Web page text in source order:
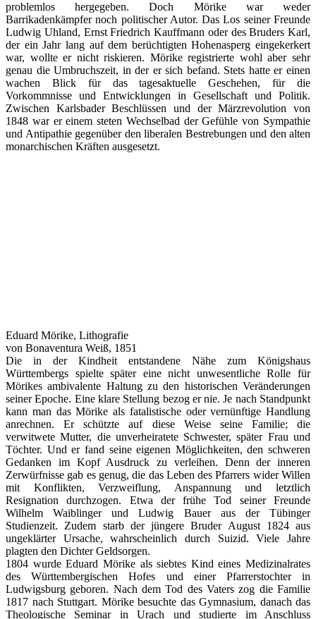
problemlos hergegeben. Doch Mörike war weder
Barrikadenkämpfer noch politischer Autor. Das Los seiner Freunde
Ludwig Uhland, Ernst Friedrich Kauffmann oder des Bruders Karl,
der ein Jahr lang auf dem berüchtigten Hohenasperg eingekerkert
war, wollte er nicht riskieren. Mörike registrierte wohl aber sehr
genau die Umbruchszeit, in der er sich befand. Stets hatte er einen
wachen Blick für das tagesaktuelle Geschehen, für die
Vorkommnisse und Entwicklungen in Gesellschaft und Politik.
Zwischen Karlsbader Beschlüssen und der Märzrevolution von
1848 war er einem steten Wechselbad der Gefühle von Sympathie
und Antipathie gegenüber den liberalen Bestrebungen und den alten
monarchischen Kräften ausgesetzt.
Eduard Mörike, Lithografie
von Bonaventura Weiß, 1851
Die in der Kindheit entstandene Nähe zum Königshaus
Württembergs spielte später eine nicht unwesentliche Rolle für
Mörikes ambivalente Haltung zu den historischen Veränderungen
seiner Epoche. Eine klare Stellung bezog er nie. Je nach Standpunkt
kann man das Mörike als fatalistische oder vernünftige Handlung
anrechnen. Er schützte auf diese Weise seine Familie; die
verwitwete Mutter, die unverheiratete Schwester, später Frau und
Töchter. Und er fand seine eigenen Möglichkeiten, den schweren
Gedanken im Kopf Ausdruck zu verleihen. Denn der inneren
Zerwürfnisse gab es genug, die das Leben des Pfarrers wider Willen
mit Konflikten, Verzweiflung, Anspannung und letztlich
Resignation durchzogen. Etwa der frühe Tod seiner Freunde
Wilhelm Waiblinger und Ludwig Bauer aus der Tübinger
Studienzeit. Zudem starb der jüngere Bruder August 1824 aus
ungeklärter Ursache, wahrscheinlich durch Suizid. Viele Jahre
plagten den Dichter Geldsorgen.
1804 wurde Eduard Mörike als siebtes Kind eines Medizinalrates
des Württembergischen Hofes und einer Pfarrerstochter in
Ludwigsburg geboren. Nach dem Tod des Vaters zog die Familie
1817 nach Stuttgart. Mörike besuchte das Gymnasium, danach das
Theologische Seminar in Urach und studierte im Anschluss